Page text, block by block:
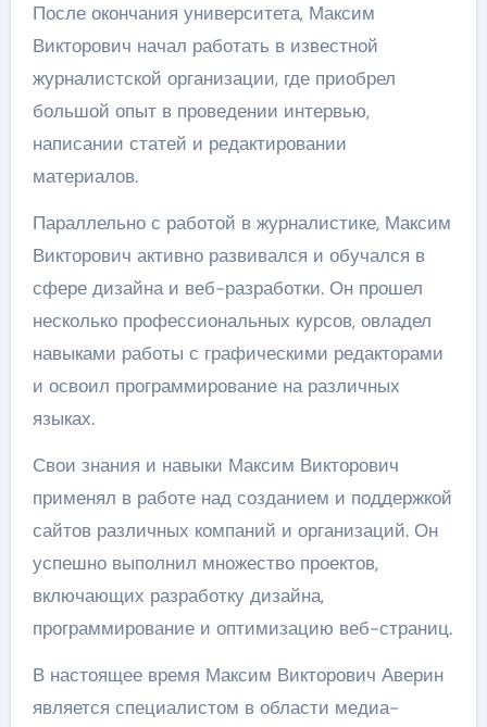
После окончания университета, Максим
Викторович начал работать в известной
журналистской организации, где приобрел
большой опыт в проведении интервью,
написании статей и редактировании
материалов.
Параллельно с работой в журналистике, Максим
Викторович активно развивался и обучался в
сфере дизайна и веб-разработки. Он прошел
несколько профессиональных курсов, овладел
навыками работы с графическими редакторами
и освоил программирование на различных
языках.
Свои знания и навыки Максим Викторович
применял в работе над созданием и поддержкой
сайтов различных компаний и организаций. Он
успешно выполнил множество проектов,
включающих разработку дизайна,
программирование и оптимизацию веб-страниц.
В настоящее время Максим Викторович Аверин
является специалистом в области медиа-